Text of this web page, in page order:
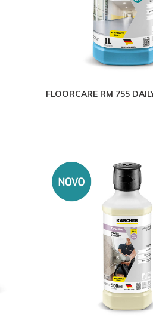
FLOORCARE RM 755